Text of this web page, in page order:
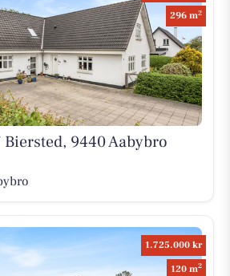
296 m2
9440 Aabybro
1.725.000 kr
120 m2